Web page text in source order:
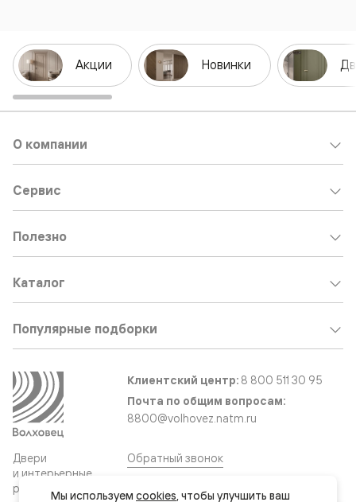
Акции Новинки
Двери
и интерьерные
решения
О компании
Сервис
Полезно
Каталог
Популярные подборки
Клиентский центр: 8 800 511 30 95
Почта по общим вопросам:
8800@volhovez.natm.ru
Обратный звонок
Мы используем cookies, чтобы улучшить ваш